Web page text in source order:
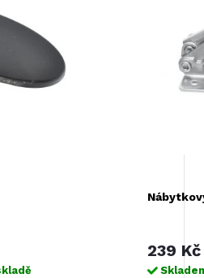
239 Kč